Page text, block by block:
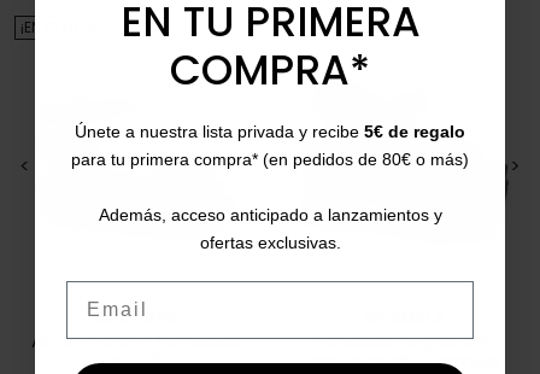
< >
ANDARES
Alpargata con tachuelas
DIOR05
¡EN OFERTA!
< >
Sandalias negras con
tacón ancho Carmela
¡EN OFERTA!
EN TU PRIMERA
COMPRA*
Únete a nuestra lista privada y recibe 5€ de regalo
para tu primera compra* (en pedidos de 80€ o más)
Además, acceso anticipado a lanzamientos y
ofertas exclusivas.